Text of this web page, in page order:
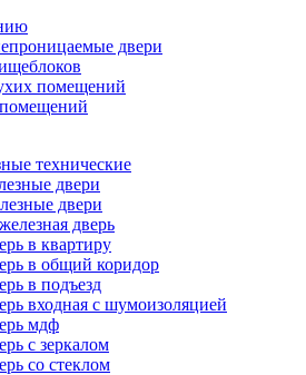
двери
помещений
технические
двери
двери
дверь
в квартиру
в общий коридор
в подъезд
входная с шумоизоляцией
мдф
с зеркалом
со стеклом